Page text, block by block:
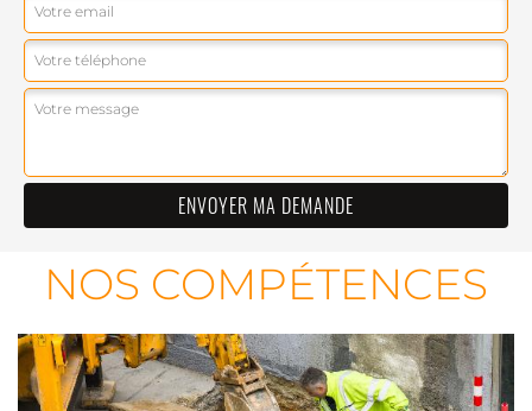
NOS COMPÉTENCES